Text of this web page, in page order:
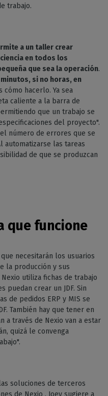
trabajo.
a un taller crear
en todos los
que sea la operación.
minutos, si no horas, en
cómo hacerlo. Ya sea
caliente a la barra de
que un trabajo se
del proyecto".
número de errores que se
automatizarse las tareas
de que se produzcan
que funcione
necesitarán los usuarios
la producción y sus
utiliza fichas de trabajo
puedan crear un JDF. Sin
de pedidos ERP y MIS se
También hay que tener en
a través de Nexio van a estar
quizá le convenga
soluciones de terceros
de Nexio , Joey sugiere a